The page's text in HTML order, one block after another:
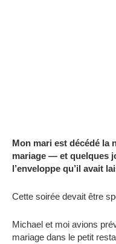
Mon mari est décédé la
mariage — et quelques
l’enveloppe qu’il avait
Cette soirée devait être
Michael et moi avions
mariage dans le petit